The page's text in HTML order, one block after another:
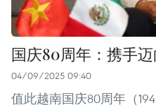
国庆80周年：携手
04/09/2025 09:40
值此越南国庆80周年（